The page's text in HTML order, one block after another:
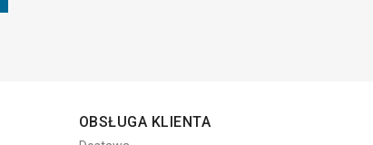
OBSŁUGA KLIENTA